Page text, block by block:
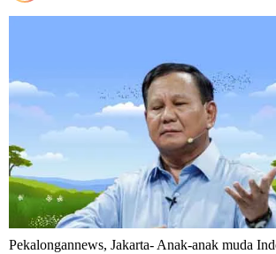
Pekalongannews, Jakarta- Anak-anak muda